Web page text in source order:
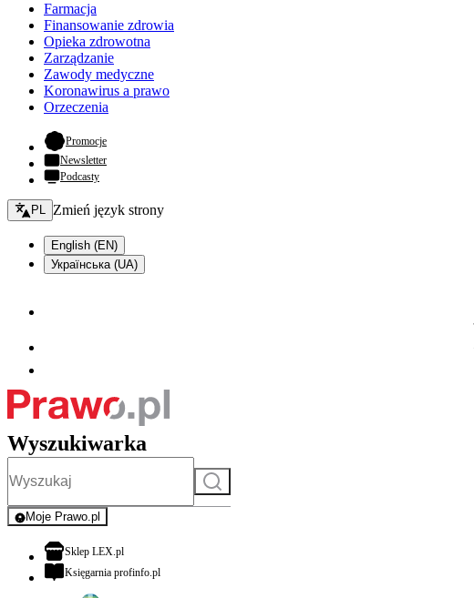
Farmacja
Finansowanie zdrowia
Opieka zdrowotna
Zarządzanie
Zawody medyczne
Koronawirus a prawo
Orzeczenia
Promocje- otwiera się w nowej karcie
Newsletter
Podcasty
Zmień język - bieżący:
PL Zmień język strony
English (EN)
Українська (UA)
Wyszukiwarka
Szukaj
Moje Prawo.pl
- rejestracja i logowanie do serwisu
Sklep LEX.plotwiera się w nowej karcie
Księgarnia profinfo.plotwiera się w nowej karcie